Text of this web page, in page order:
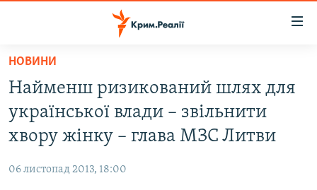
Перейти
основного
матеріалу
Перейти
до
основної
ВІДЕО ТА ФОТО
БЛОГИ
НОВИНИ
Найменш ризикований шлях для
української влади – звільнити
хвору жінку – глава МЗС Литви
06 листопад 2013, 18:00